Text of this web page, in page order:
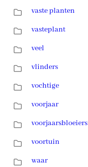
vaste planten
vasteplant
veel
vlinders
vochtige
voorjaar
voorjaarsbloeiers
voortuin
waar